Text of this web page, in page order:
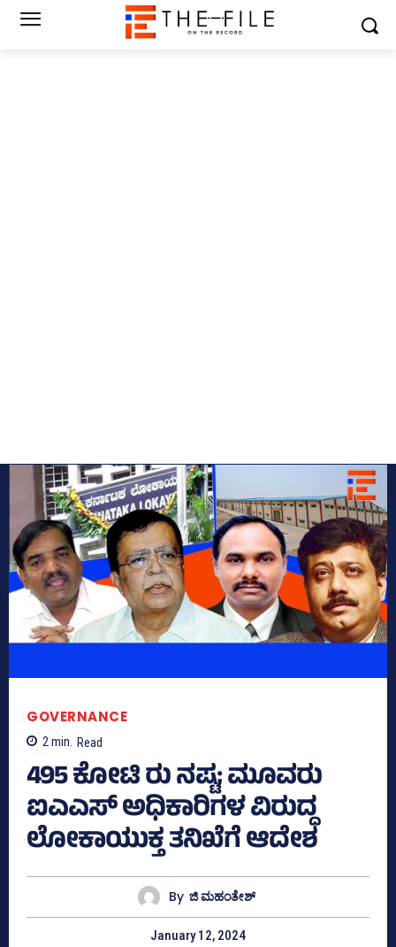
GOVERNANCE
2min. Read
495 ಕೋಟಿ ರು ನಷ್ಟ; ಮೂವರು
ಐಎಎಸ್‌ ಅಧಿಕಾರಿಗಳ ವಿರುದ್ಧ
ಲೋಕಾಯುಕ್ತ ತನಿಖೆಗೆ ಆದೇಶ
By ಜಿ ಮಹಂತೇಶ್
January 12, 2024